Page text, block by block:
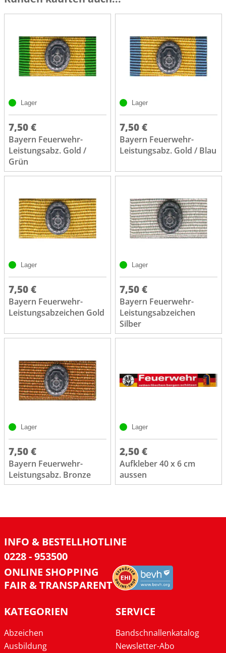
Lager
7,50 €
Bayern Feuerwehr-
Leistungsabz. Gold /
Grün
Lager
7,50 €
Bayern Feuerwehr-
Leistungsabz. Gold / Blau
Lager
7,50 €
Bayern Feuerwehr-
Leistungsabzeichen Gold
Lager
7,50 €
Bayern Feuerwehr-
Leistungsabzeichen
Silber
Lager
7,50 €
Bayern Feuerwehr-
Leistungsabz. Bronze
Lager
2,50 €
Aufkleber 40 x 6 cm
aussen
INFO & BESTELLHOTLINE
0228 - 953500
ONLINE SHOPPING
FAIR & TRANSPARENT
KATEGORIEN
Abzeichen
Ausbildung
SERVICE
Bandschnallenkatalog
Newsletter-Abo